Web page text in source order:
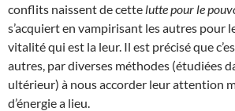
conflits naissent de cette lutte pour le
s’acquiert en vampirisant les autres pour
vitalité qui est la leur. Il est précisé que
autres, par diverses méthodes (étudiées
ultérieur) à nous accorder leur attention
d’énergie a lieu.